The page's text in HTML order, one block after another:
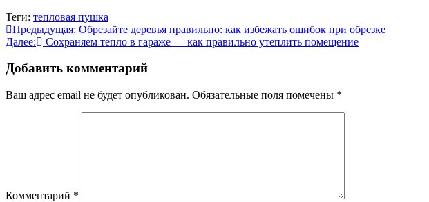
Теги: тепловая пушка
Навигация
по
записям
Предыдущая: Обрезайте деревья правильно: как избежать ошибок при обрезке
Далее:
Сохраняем тепло в гараже — как правильно утеплить помещение
Добавить комментарий
Ваш адрес email не будет опубликован. Обязательные поля помечены *
Комментарий *